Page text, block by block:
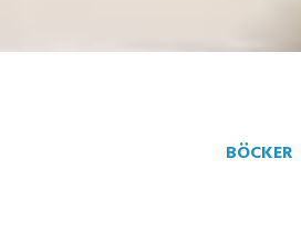
BÖCKER